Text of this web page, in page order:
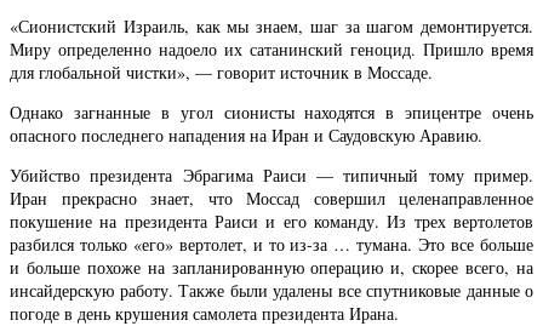
«Сионистский Израиль, как мы знаем, шаг за шагом демонтируется.
Миру определенно надоело их сатанинский геноцид. Пришло время
для глобальной чистки», — говорит источник в Моссаде.
Однако загнанные в угол сионисты находятся в эпицентре очень
опасного последнего нападения на Иран и Саудовскую Аравию.
Убийство президента Эбрагима Раиси — типичный тому пример.
Иран прекрасно знает, что Моссад совершил целенаправленное
покушение на президента Раиси и его команду. Из трех вертолетов
разбился только «его» вертолет, и то из-за … тумана. Это все больше
и больше похоже на запланированную операцию и, скорее всего, на
инсайдерскую работу. Также были удалены все спутниковые данные о
погоде в день крушения самолета президента Ирана.